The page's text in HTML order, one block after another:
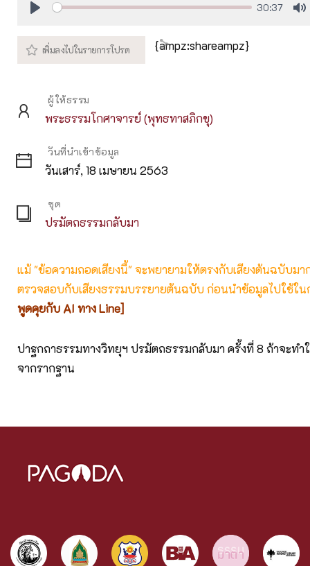
30:37
{ampz:shareampz}
ผู้ให้ธรรม
พระธรรมโกศาจารย์ (พุทธทาสภิกขุ)
วันที่นำเข้าข้อมูล
วันเสาร์, 18 เมษายน 2563
ชุด
ปรมัตถธรรมกลับมา
แม้ "ข้อความถอดเสียงนี้" จะพยายามให้ตรงกับเสียงต้นฉบับม
ตรวจสอบกับเสียงธรรมบรรยายต้นฉบับ ก่อนนำข้อมูลไปใช้ใน
พูดคุยกับ AI ทาง Line]
ปาฐกถาธรรมทางวิทยุฯ ปรมัตถธรรมกลับมา ครั้งที่ 8 ถ้าจะทำ
จากรากฐาน